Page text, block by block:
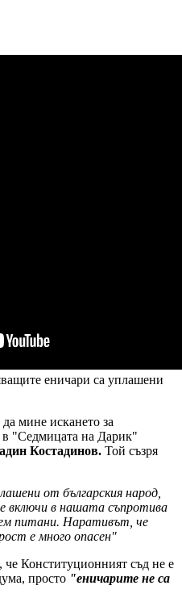
еничари са уплашени
да мине искането за
"Седмицата на Дарик"
Костадинов. Той съзря
от българския народ,
включи в нашата съпротива
питани. Наративът, че
е много опасен"
Конституционният съд не е
просто "еничарите не са